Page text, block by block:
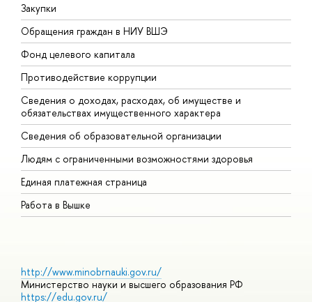
Закупки
Обращения граждан в НИУ ВШЭ
Фонд целевого капитала
Противодействие коррупции
Сведения о доходах, расходах, об имуществе и
обязательствах имущественного характера
Сведения об образовательной организации
Людям с ограниченными возможностями здоровья
Единая платежная страница
Работа в Вышке
http://www.minobrnauki.gov.ru/
Министерство науки и высшего образования РФ
https://edu.gov.ru/